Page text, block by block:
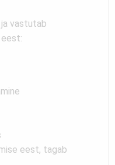
ja vastutab
eest, tagab